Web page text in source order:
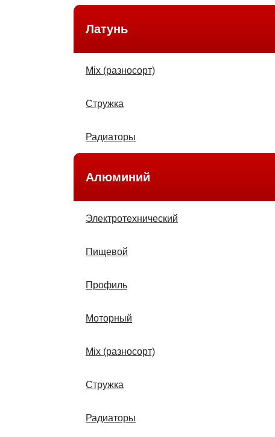
Латунь
Міх (разносорт)
Стружка
Радиаторы
Алюминий
Электротехнический
Пищевой
Профиль
Моторный
Міх (разносорт)
Стружка
Радиаторы